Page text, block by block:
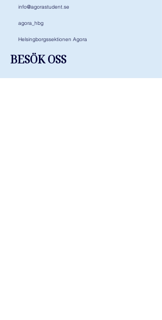
info@agorastudent.se
agora_hbg
Helsingborgssektionen Agora​
BESÖK OSS